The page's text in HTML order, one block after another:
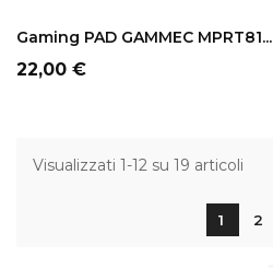
Gaming PAD GAMMEC MPRT81...
Prezzo
22,00 €
Visualizzati 1-12 su 19 articoli
1 2